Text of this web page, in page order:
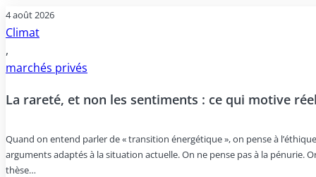
4 août 2026
Climat
,
marchés privés
La rareté, et non les sentiments : ce qui motive
Quand on entend parler de « transition énergétique », on pense à
arguments adaptés à la situation actuelle. On ne pense pas à la pénurie.
thèse…